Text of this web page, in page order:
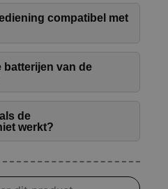
compatibel met
batterijen van de
de
werkt?